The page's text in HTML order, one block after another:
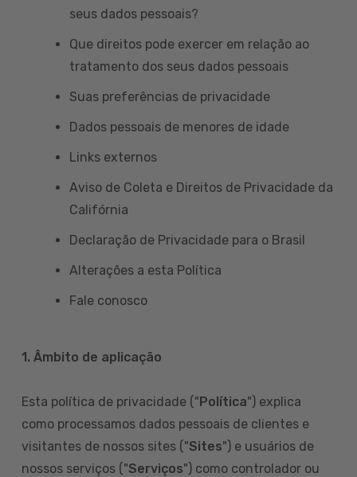
seus dados pessoais?
Que direitos pode exercer em relação ao
tratamento dos seus dados pessoais
Suas preferências de privacidade
Dados pessoais de menores de idade
Links externos
Aviso de Coleta e Direitos de Privacidade da
Califórnia
Declaração de Privacidade para o Brasil
Alterações a esta Política
Fale conosco
1. Âmbito de aplicação
Esta política de privacidade ("Política") explica
como processamos dados pessoais de clientes e
visitantes de nossos sites ("Sites") e usuários de
nossos serviços ("Serviços") como controlador ou